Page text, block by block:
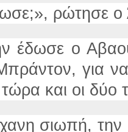
», ρώτησε ο
έδωσε ο
για
και οι
σιωπή,